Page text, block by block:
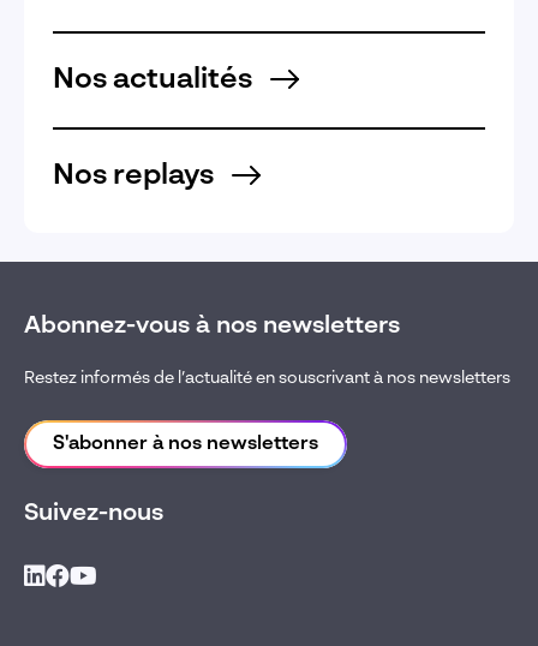
Nos actualités
Nos replays
Abonnez-vous à nos newsletters
Restez informés de l’actualité en souscrivant à nos newsletters
S'abonner à nos newsletters
Suivez-nous